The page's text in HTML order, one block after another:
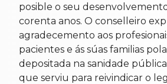
posible o seu
corenta anos. O conselleiro
agradecemento aos
pacientes e ás súas familias
depositada na sanidade
que serviu para reivindicar o